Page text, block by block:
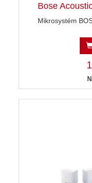
Bose
Mikrosystém